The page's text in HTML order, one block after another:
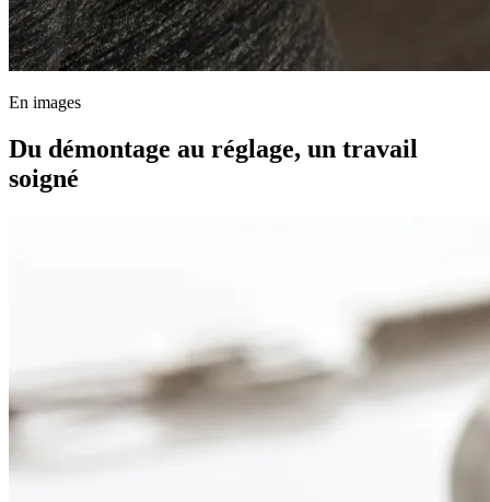
En images
Du démontage au réglage, un travail
soigné